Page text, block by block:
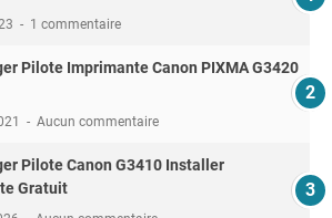
1 commentaire
Pilote Imprimante Canon PIXMA G3420
Aucun commentaire
Pilote Canon G3410 Installer
Gratuit